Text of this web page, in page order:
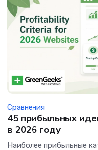
Сравнения
45 прибыльных
в 2026 году
Наиболее прибыльные